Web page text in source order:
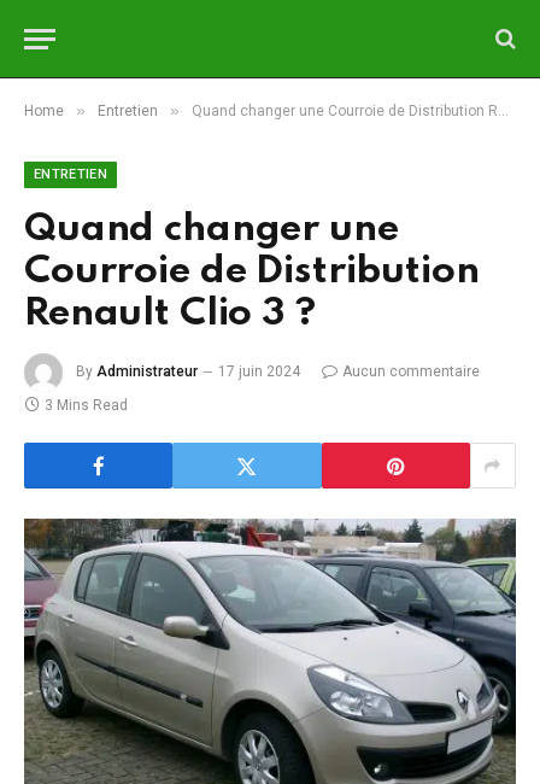
Home » Entretien » Quand changer une Courroie de Distribution Renault Clio 3 ?
ENTRETIEN
Quand changer une
Courroie de Distribution
Renault Clio 3 ?
By Administrateur 17 juin 2024
Aucun commentaire
3 Mins Read